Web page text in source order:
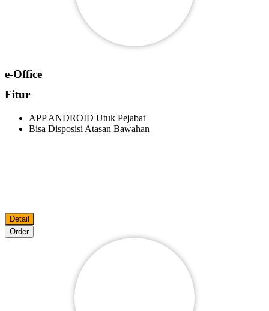
e-Office
Fitur
APP ANDROID Utuk Pejabat
Bisa Disposisi Atasan Bawahan
Detail
Order